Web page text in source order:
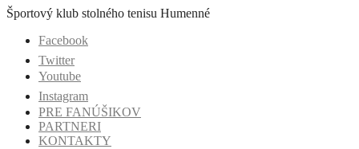
Prejsť
obsah
Športový klub stolného tenisu Humenné
Facebook
Twitter
Youtube
Instagram
PRE FANÚŠIKOV
PARTNERI
KONTAKTY